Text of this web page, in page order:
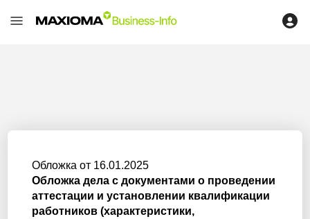
Обложка от 16.01.2025
Обложка дела с документами о проведении
аттестации и установлении квалификации
работников (характеристики,